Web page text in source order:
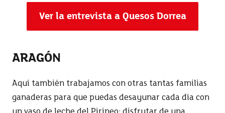
Ver la entrevista a Quesos Dorrea
ARAGÓN
Aquí también trabajamos con otras tantas familias
ganaderas para que puedas desayunar cada día con
un vaso de leche del Pirineo; disfrutar de una